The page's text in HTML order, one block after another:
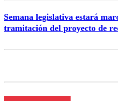
Semana legislativa estará
tramitación del proyecto de